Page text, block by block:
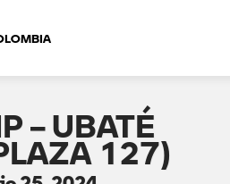
– UBATÉ
127)